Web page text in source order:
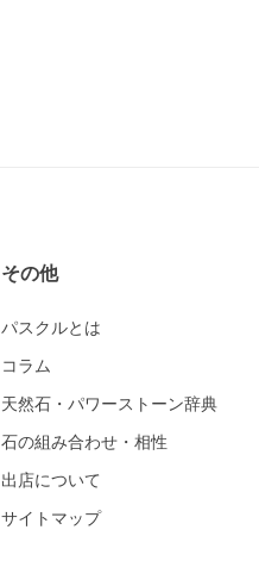
その他
パスクルとは
コラム
天然石・パワーストーン辞典
石の組み合わせ・相性
出店について
サイトマップ